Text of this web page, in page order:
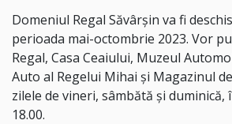
Domeniul Regal Săvârșin va fi
perioada mai-octombrie 2023. Vor
Regal, Casa Ceaiului, Muzeul
Auto al Regelui Mihai și Magazinul
zilele de vineri, sâmbătă și duminică,
18.00.